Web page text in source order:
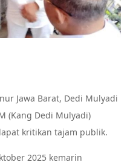
Jawa Barat, Dedi Mulyadi
(Kang Dedi Mulyadi)
kritikan tajam publik.
2025 kemarin